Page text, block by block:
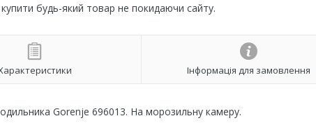
будь-який товар не покидаючи сайту.
Інформація для замовлення
Gorenje 696013. На морозильну камеру.